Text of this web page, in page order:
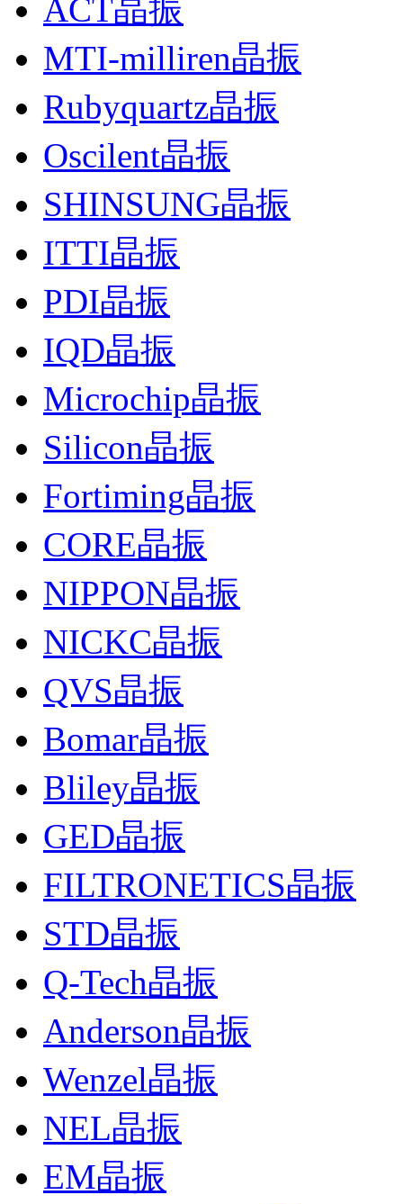
ACT晶振
MTI-milliren晶振
Rubyquartz晶振
Oscilent晶振
SHINSUNG晶振
ITTI晶振
PDI晶振
IQD晶振
Microchip晶振
Silicon晶振
Fortiming晶振
CORE晶振
NIPPON晶振
NICKC晶振
QVS晶振
Bomar晶振
Bliley晶振
GED晶振
FILTRONETICS晶振
STD晶振
Q-Tech晶振
Anderson晶振
Wenzel晶振
NEL晶振
EM晶振